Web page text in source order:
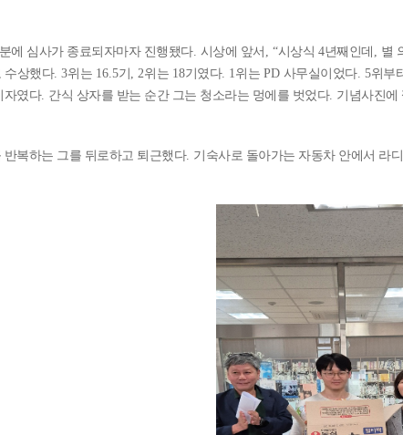
에 심사가 종료되자마자 진행됐다. 시상에 앞서 , “시상식 4년째인데 , 별
수상했다. 3위는 16.5기 , 2위는 18기였다. 1위는 PD 사무실이었다. 5위부
자였다. 간식 상자를 받는 순간 그는 청소라는 멍에를 벗었다. 기념사진에
반복하는 그를 뒤로하고 퇴근했다. 기숙사로 돌아가는 자동차 안에서 라